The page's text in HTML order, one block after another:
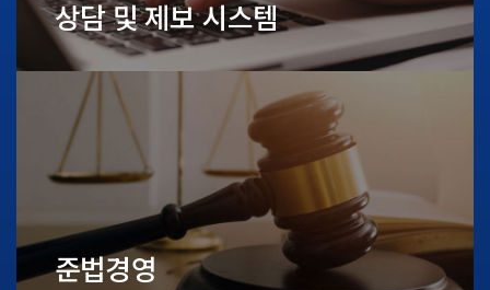
상담 및 제보 시스템
준법경영